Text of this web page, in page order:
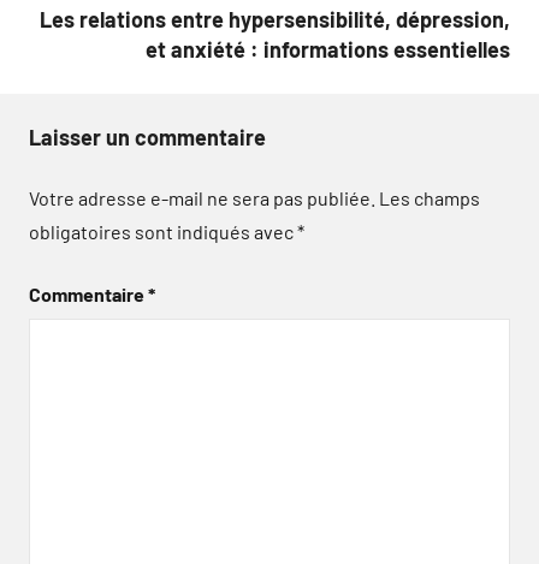
Les relations entre hypersensibilité, dépression,
et anxiété : informations essentielles
Laisser un commentaire
Votre adresse e-mail ne sera pas publiée. Les champs
obligatoires sont indiqués avec*
Commentaire*